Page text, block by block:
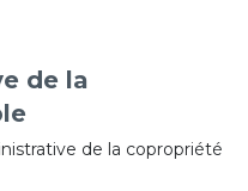
de la
de la copropriété